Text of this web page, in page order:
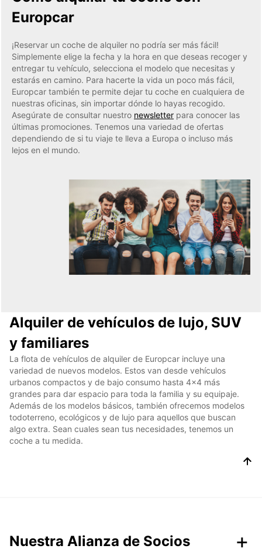
Europcar
¡Reservar un coche de alquiler no podría ser más fácil!
Simplemente elige la fecha y la hora en que deseas recoger y
entregar tu vehículo, selecciona el modelo que necesitas y
estarás en camino. Para hacerte la vida un poco más fácil,
Europcar también te permite dejar tu coche en cualquiera de
nuestras oficinas, sin importar dónde lo hayas recogido.
Asegúrate de consultar nuestro newsletter para conocer las
últimas promociones. Tenemos una variedad de ofertas
dependiendo de si tu viaje te lleva a Europa o incluso más
lejos en el mundo.
Alquiler de vehículos de lujo, SUV
y familiares
La flota de vehículos de alquiler de Europcar incluye una
variedad de nuevos modelos. Estos van desde vehículos
urbanos compactos y de bajo consumo hasta 4x4 más
grandes para dar espacio para toda la familia y su equipaje.
Además de los modelos básicos, también ofrecemos modelos
todoterreno, ecológicos y de lujo para aquellos que buscan
algo extra. Sean cuales sean tus necesidades, tenemos un
coche a tu medida.
Nuestra Alianza de Socios